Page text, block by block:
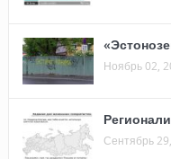
Ноябрь 02,
Сентябрь